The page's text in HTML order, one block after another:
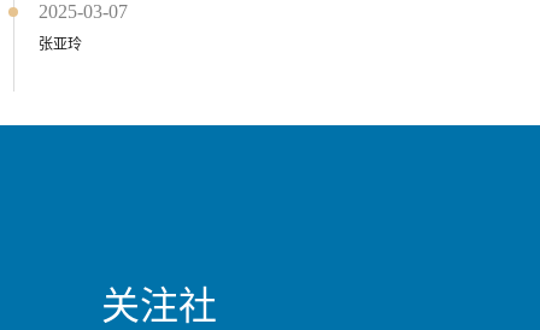
2025-03-07
张亚玲
关注社